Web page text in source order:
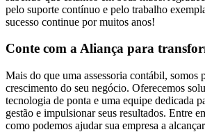
pelo suporte contínuo e pelo trabalho
sucesso continue por muitos anos!
Conte com a Aliança para
Mais do que uma assessoria contábil, somos
crescimento do seu negócio. Oferecemos
tecnologia de ponta e uma equipe dedicada
gestão e impulsionar seus resultados. Entre
como podemos ajudar sua empresa a